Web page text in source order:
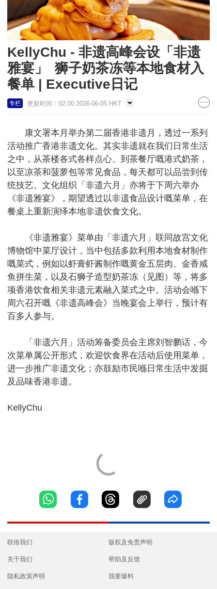
KellyChu - 非遗高峰会设「非遗
雅宴」 狮子奶茶冻等本地食材入
餐单 | Executive日记
专栏 更新时间：02:00 2026-06-05 HKT
康文署本月举办第二届香港非遗月，透过一系列
活动推广香港非遗文化。其实非遗就在我们日常生活
之中，从茶楼各式各样点心、到茶餐厅嘅港式奶茶，
以至凉茶和菠萝包等常见食品，每天都可以品尝到传
统技艺。文化组织「非遗六月」亦将于下周六举办
《非遗雅宴》，期望透过以非遗食品设计嘅菜单，在
餐桌上重新演绎本地非遗饮食文化。
《非遗雅宴》菜单由「非遗六月」联同故宫文化
博物馆中菜厅设计，当中包括多款利用本地食材制作
嘅菜式，例如以虾膏虾酱制作嘅黄金五层肉、金香咸
鱼拼生菜，以及石狮子造型奶茶冻（见图）等，将多
项香港饮食相关非遗元素融入菜式之中。活动会喺下
周六召开嘅《非遗高峰会》当晚宴会上举行，预计有
百多人参与。
「非遗六月」活动筹备委员会主席刘智鹏话，今
次菜单属公开形式，欢迎饮食界在活动后使用菜单，
进一步推广非遗文化；亦鼓励市民喺日常生活中发掘
及品味香港非遗。
KellyChu
联络我们
关于我们
隐私政策声明
版权及免责声明
帮助及反馈
我要爆料